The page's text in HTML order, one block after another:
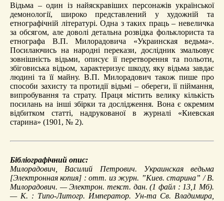
Відьма – один із найяскравіших персонажів української
демонології, широко представлений у художній та
етнографічній літературі. Одна з таких праць – невеличка
за обсягом, але доволі детальна розвідка фольклориста та
етнографа В.П. Милорадовича «Украинская ведьма».
Посилаючись на народні перекази, дослідник змальовує
зовнішність відьми, описує її перетворення та польоти,
збіговиська відьом, характеризує шкоду, яку відьма завдає
людині та її майну. В.П. Милорадович також пише про
способи захисту та протидії відьмі – обереги, її піймання,
випробування та страту. Праця містить велику кількість
посилань на інші збірки та дослідження. Вона є окремим
відбитком статті, надрукованої в журналі «Киевская
старина» (1901, № 2).
Бібліографічний опис:
Милорадович, Василий Петрович. Украинская ведьма
[Электронная копия] : отт. из журн. ”Киев. старина” / В.
Милорадович. — Электрон. текст. дан. (1 файл : 13,1 Мб).
— К. : Типо-Литогр. Император. Ун-та Св. Владимира,